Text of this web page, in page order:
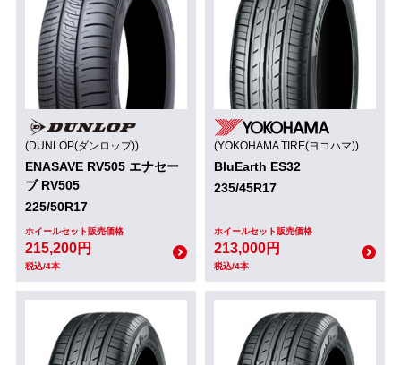
(DUNLOP(ダンロップ))
ENASAVE RV505 エナセー
ブ RV505
225/50R17
ホイールセット販売価格
215,200円
税込/4本
(YOKOHAMA TIRE(ヨコハマ))
BluEarth ES32
235/45R17
ホイールセット販売価格
213,000円
税込/4本